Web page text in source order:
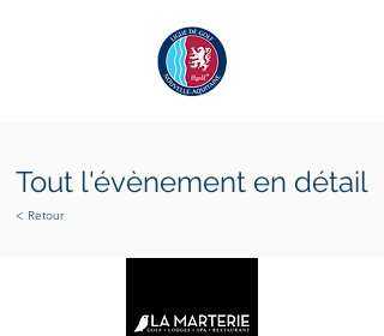
Tout l'évènement en détail
< Retour